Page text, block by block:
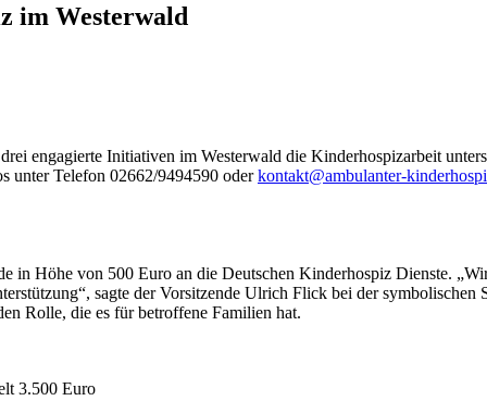
im Westerwald
engagierte Initiativen im Westerwald die Kinderhospizarbeit
unter Telefon 02662/9494590 oderkontakt@ambulanter-
in Höhe von 500 Euro an die Deutschen Kinderhospiz Dienste.
sagte der Vorsitzende Ulrich Flick bei der
Rolle, die es für betroffene Familien hat.
3.500 Euro